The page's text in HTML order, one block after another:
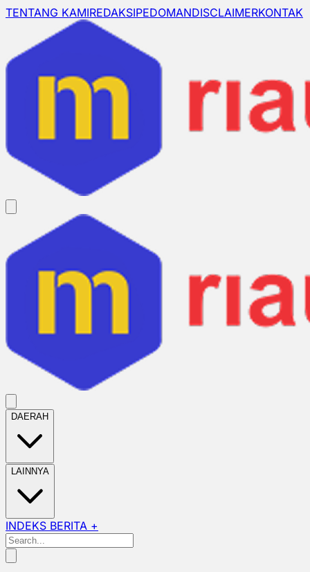
TENTANG KAMIREDAKSIPEDOMANDISCLAIMERKONTAK
DAERAH
LAINNYA
INDEKS BERITA +